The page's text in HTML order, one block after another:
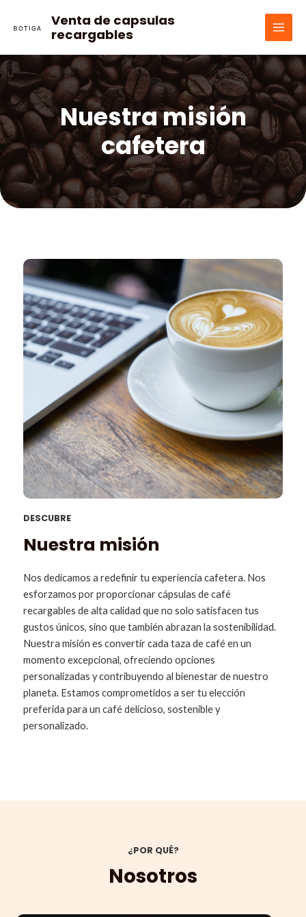
Venta de capsulas
recargables
Nuestra misión
cafetera
DESCUBRE
Nuestra misión
Nos dedicamos a redefinir tu experiencia cafetera. Nos
esforzamos por proporcionar cápsulas de café
recargables de alta calidad que no solo satisfacen tus
gustos únicos, sino que también abrazan la sostenibilidad.
Nuestra misión es convertir cada taza de café en un
momento excepcional, ofreciendo opciones
personalizadas y contribuyendo al bienestar de nuestro
planeta. Estamos comprometidos a ser tu elección
preferida para un café delicioso, sostenible y
personalizado.
¿POR QUÉ?
Nosotros